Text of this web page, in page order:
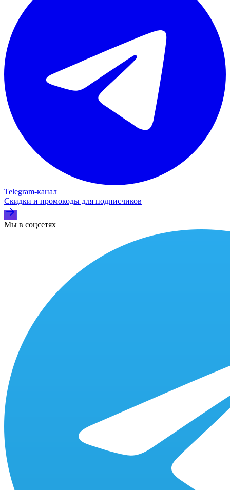
Telegram‑канал
Скидки и промокоды для подписчиков
Мы в соцсетях